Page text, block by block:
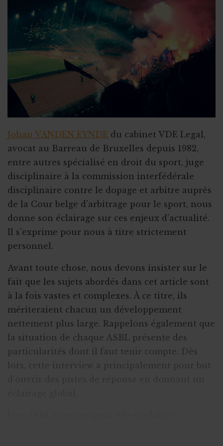
Johan VANDEN EYNDE du cabinet VDE Legal,
avocat au Barreau de Bruxelles depuis 1982,
entre autres spécialisé en droit du sport, juge
disciplinaire à la commission interfédérale
disciplinaire contre le dopage et arbitre auprès
de la Cour belge d’arbitrage pour le sport, nous
donne son éclairage sur ces enjeux d’actualité.
Il s’exprime pour nous à titre strictement
personnel.
Avant toute chose, nous devons insister sur le
fait que les sujets abordés dans cet article sont
à la fois vastes et complexes. À ce titre, ils
mériteraient chacun un développement
nettement plus large. Rappelons également que
la situation de chaque ASBL présente des
particularités dont il faut tenir compte. Dès